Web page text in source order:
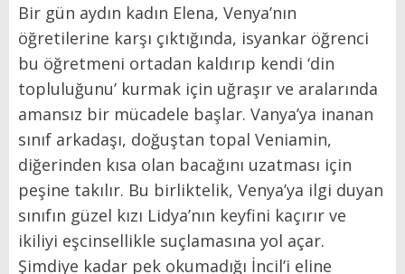
Bir gün aydın kadın Elena, Venya’nın
öğretilerine karşı çıktığında, isyankar öğrenci
bu öğretmeni ortadan kaldırıp kendi ‘din
topluluğunu’ kurmak için uğraşır ve aralarında
amansız bir mücadele başlar. Vanya’ya inanan
sınıf arkadaşı, doğuştan topal Veniamin,
diğerinden kısa olan bacağını uzatması için
peşine takılır. Bu birliktelik, Venya’ya ilgi duyan
sınıfın güzel kızı Lidya’nın keyfini kaçırır ve
ikiliyi eşcinsellikle suçlamasına yol açar.
Şimdiye kadar pek okumadığı İncil’i eline